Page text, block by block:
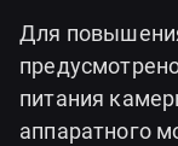
Для
питания
аппаратного